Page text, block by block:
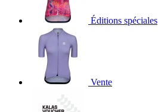
Éditions spéciales
Vente